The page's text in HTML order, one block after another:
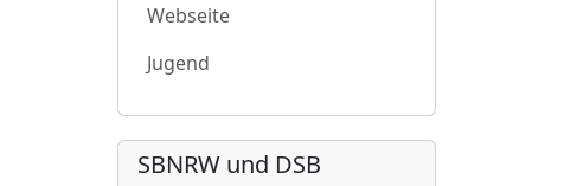
Webseite
Jugend
SBNRW und DSB